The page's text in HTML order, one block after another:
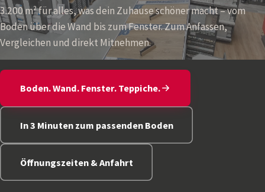
3.200 m² für alles, was dein Zuhause schöner macht – vom
Boden über die Wand bis zum Fenster. Zum Anfassen,
Vergleichen und direkt Mitnehmen.
Boden. Wand. Fenster. Teppiche.
In 3 Minuten zum passenden Boden
Öffnungszeiten & Anfahrt